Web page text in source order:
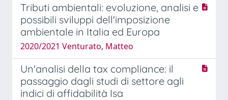
Tributi ambientali: evoluzione, analisi e
possibili sviluppi dell'imposizione
ambientale in Italia ed Europa
2020/2021 Venturato, Matteo
Un'analisi della tax compliance: il
passaggio dagli studi di settore agli
indici di affidabilità Isa